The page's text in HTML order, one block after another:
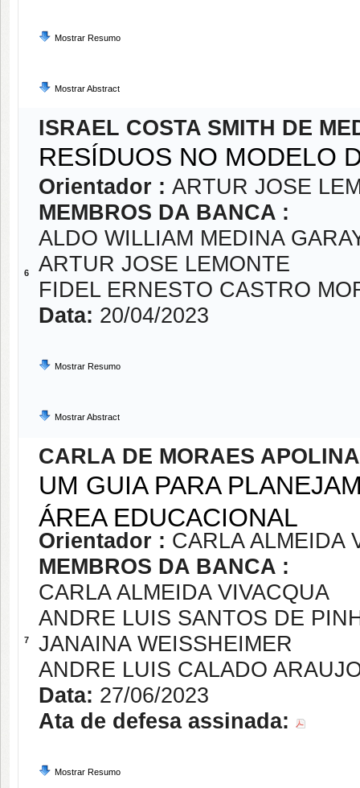
Mostrar Resumo
Mostrar Abstract
6
ISRAEL COSTA SMITH DE
RESÍDUOS NO MODELO
Orientador : ARTUR JOSE
MEMBROS DA BANCA :
ALDO WILLIAM MEDINA
ARTUR JOSE LEMONTE
FIDEL ERNESTO CASTRO
Data: 20/04/2023
Mostrar Resumo
Mostrar Abstract
7
CARLA DE MORAES
UM GUIA PARA
ÁREA EDUCACIONAL
Orientador : CARLA ALMEIDA
MEMBROS DA BANCA :
CARLA ALMEIDA VIVACQUA
ANDRE LUIS SANTOS DE
JANAINA WEISSHEIMER
ANDRE LUIS CALADO
Data: 27/06/2023
Ata de defesa assinada:
Mostrar Resumo